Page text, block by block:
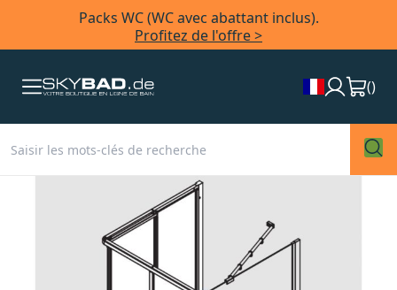
Packs WC (WC avec abattant inclus).
Profitez de l'offre >
()